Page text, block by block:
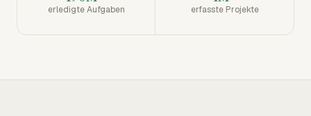
erledigte Aufgaben erfasste Projekte